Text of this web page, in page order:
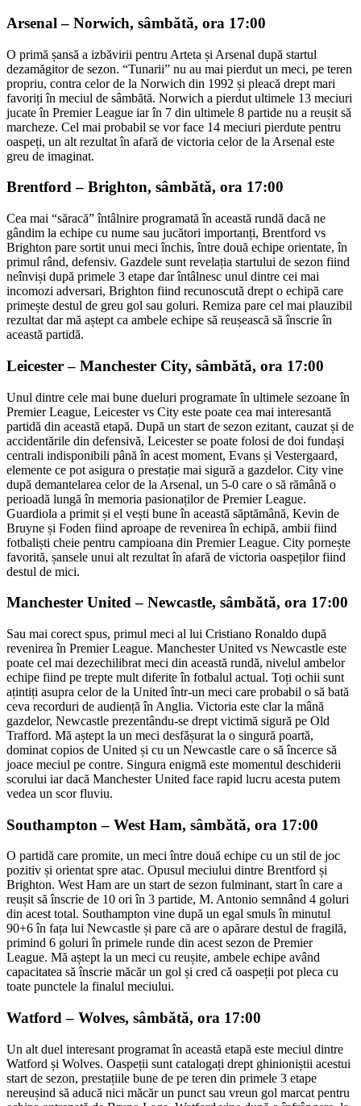
Arsenal – Norwich, sâmbătă, ora 17:00
O primă șansă a izbăvirii pentru Arteta și Arsenal după startul
dezamăgitor de sezon. “Tunarii” nu au mai pierdut un meci, pe teren
propriu, contra celor de la Norwich din 1992 și pleacă drept mari
favoriți în meciul de sâmbătă. Norwich a pierdut ultimele 13 meciuri
jucate în Premier League iar în 7 din ultimele 8 partide nu a reușit să
marcheze. Cel mai probabil se vor face 14 meciuri pierdute pentru
oaspeți, un alt rezultat în afară de victoria celor de la Arsenal este
greu de imaginat.
Brentford – Brighton, sâmbătă, ora 17:00
Cea mai “săracă” întâlnire programată în această rundă dacă ne
gândim la echipe cu nume sau jucători importanți, Brentford vs
Brighton pare sortit unui meci închis, între două echipe orientate, în
primul rând, defensiv. Gazdele sunt revelația startului de sezon fiind
neînviși după primele 3 etape dar întâlnesc unul dintre cei mai
incomozi adversari, Brighton fiind recunoscută drept o echipă care
primește destul de greu gol sau goluri. Remiza pare cel mai plauzibil
rezultat dar mă aștept ca ambele echipe să reușească să înscrie în
această partidă.
Leicester – Manchester City, sâmbătă, ora 17:00
Unul dintre cele mai bune dueluri programate în ultimele sezoane în
Premier League, Leicester vs City este poate cea mai interesantă
partidă din această etapă. După un start de sezon ezitant, cauzat și de
accidentările din defensivă, Leicester se poate folosi de doi fundași
centrali indisponibili până în acest moment, Evans și Vestergaard,
elemente ce pot asigura o prestație mai sigură a gazdelor. City vine
după demantelarea celor de la Arsenal, un 5-0 care o să rămână o
perioadă lungă în memoria pasionaților de Premier League.
Guardiola a primit și el vești bune în această săptămână, Kevin de
Bruyne și Foden fiind aproape de revenirea în echipă, ambii fiind
fotbaliști cheie pentru campioana din Premier League. City pornește
favorită, șansele unui alt rezultat în afară de victoria oaspeților fiind
destul de mici.
Manchester United – Newcastle, sâmbătă, ora 17:00
Sau mai corect spus, primul meci al lui Cristiano Ronaldo după
revenirea în Premier League. Manchester United vs Newcastle este
poate cel mai dezechilibrat meci din această rundă, nivelul ambelor
echipe fiind pe trepte mult diferite în fotbalul actual. Toți ochii sunt
ațintiți asupra celor de la United într-un meci care probabil o să bată
ceva recorduri de audiență în Anglia. Victoria este clar la mână
gazdelor, Newcastle prezentându-se drept victimă sigură pe Old
Trafford. Mă aștept la un meci desfășurat la o singură poartă,
dominat copios de United și cu un Newcastle care o să încerce să
joace meciul pe contre. Singura enigmă este momentul deschiderii
scorului iar dacă Manchester United face rapid lucru acesta putem
vedea un scor fluviu.
Southampton – West Ham, sâmbătă, ora 17:00
O partidă care promite, un meci între două echipe cu un stil de joc
pozitiv și orientat spre atac. Opusul meciului dintre Brentford și
Brighton. West Ham are un start de sezon fulminant, start în care a
reușit să înscrie de 10 ori în 3 partide, M. Antonio semnând 4 goluri
din acest total. Southampton vine după un egal smuls în minutul
90+6 în fața lui Newcastle și pare că are o apărare destul de fragilă,
primind 6 goluri în primele runde din acest sezon de Premier
League. Mă aștept la un meci cu reușite, ambele echipe având
capacitatea să înscrie măcăr un gol și cred că oaspeții pot pleca cu
toate punctele la finalul meciului.
Watford – Wolves, sâmbătă, ora 17:00
Un alt duel interesant programat în această etapă este meciul dintre
Watford și Wolves. Oaspeții sunt catalogați drept ghinioniștii acestui
start de sezon, prestațiile bune de pe teren din primele 3 etape
nereușind să aducă nici măcăr un punct sau vreun gol marcat pentru